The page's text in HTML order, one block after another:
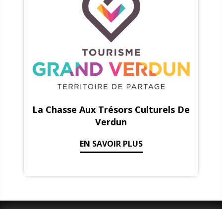
La Chasse Aux Trésors Culturels De
Verdun
EN SAVOIR PLUS